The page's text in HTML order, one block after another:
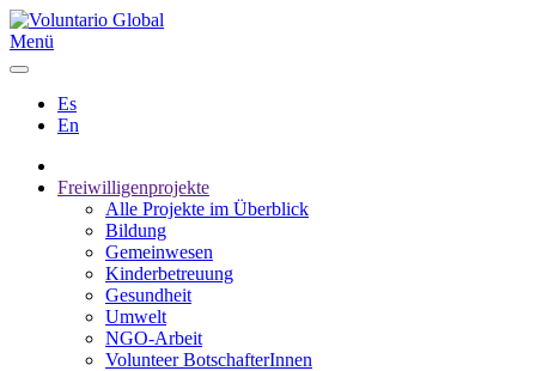
Menü
Es
En
Freiwilligenprojekte
Alle Projekte im Überblick
Bildung
Gemeinwesen
Kinderbetreuung
Gesundheit
Umwelt
NGO-Arbeit
Volunteer BotschafterInnen